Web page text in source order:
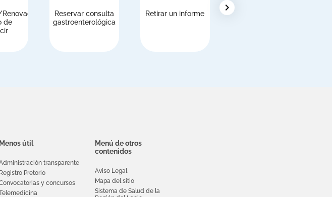
de
Reservar consulta
gastroenterológica
Retirar un informe chevron_right
Menos útil
transparente
Registro Pretorio
y concursos
Menú de otros
contenidos
Aviso Legal
Mapa del sitio
Sistema de Salud de la